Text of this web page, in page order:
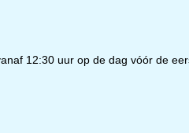
12:30 uur op de dag vóór de